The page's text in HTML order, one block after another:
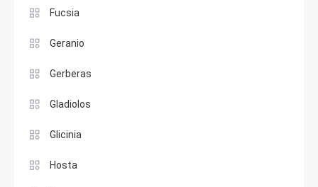
Fucsia
Geranio
Gerberas
Gladiolos
Glicinia
Hosta